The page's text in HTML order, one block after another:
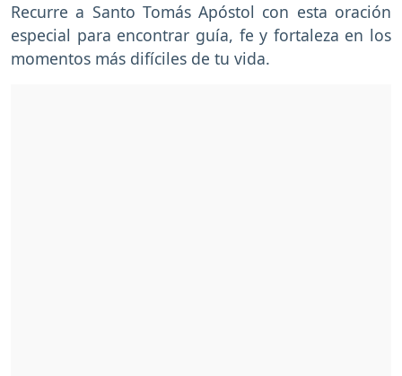
Recurre a Santo Tomás Apóstol con esta oración
especial para encontrar guía, fe y fortaleza en los
momentos más difíciles de tu vida.